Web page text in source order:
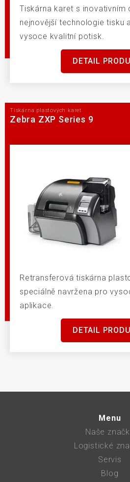
Tiskárna karet s inovativním
nejnovější technologie tisku
vysoce kvalitní potisk.
DETAIL
Tiskárna plastových karet
Zebra ZXP Series 9
Retransferová tiskárna
speciálně navržena pro
aplikace.
DETAIL
Menu
Naše
Logistické
Servis
Blog